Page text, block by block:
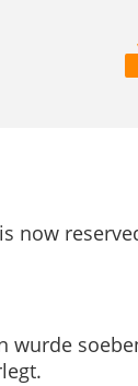
now
wurde